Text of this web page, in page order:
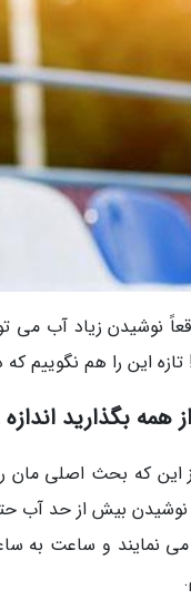
نوشیدن زیاد آب می
این را هم نگوییم
همه بگذارید
این که بحث اصلی مان
بیش از حد آب
نمایند و ساعت به